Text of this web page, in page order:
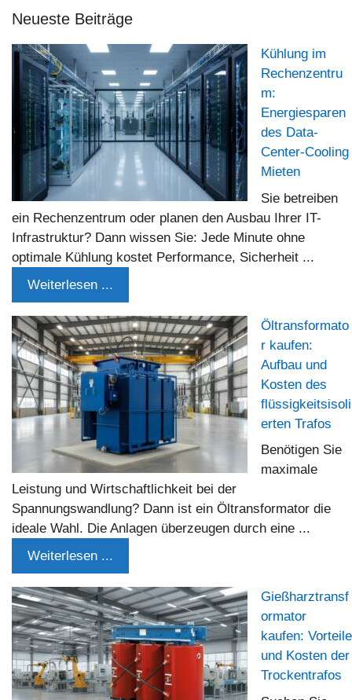
Neueste Beiträge
Kühlung im
Rechenzentru
m:
Energiesparen
des Data-
Center-Cooling
Mieten
Sie betreiben
ein Rechenzentrum oder planen den Ausbau Ihrer IT-
Infrastruktur? Dann wissen Sie: Jede Minute ohne
optimale Kühlung kostet Performance, Sicherheit ...
Weiterlesen ...
Öltransformato
r kaufen:
Aufbau und
Kosten des
flüssigkeitsisoli
erten Trafos
Benötigen Sie
maximale
Leistung und Wirtschaftlichkeit bei der
Spannungswandlung? Dann ist ein Öltransformator die
ideale Wahl. Die Anlagen überzeugen durch eine ...
Weiterlesen ...
Gießharztransf
ormator
kaufen: Vorteile
und Kosten der
Trockentrafos